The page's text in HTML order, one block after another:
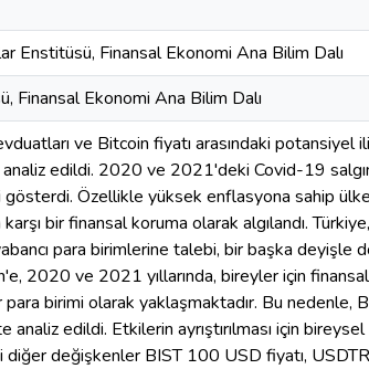
Enstitüsü, Finansal Ekonomi Ana Bilim Dalı
Finansal Ekonomi Ana Bilim Dalı
ve Bitcoin fiyatı arasındaki
edildi. 2020 ve 2021'deki Covid-19
gösterdi. Özellikle yüksek enflasyona sahip
karşı bir finansal koruma olarak algılandı.
para birimlerine talebi, bir başka
2020 ve 2021 yıllarında, bireyler için
birimi olarak yaklaşmaktadır. Bu nedenle,
edildi. Etkilerin ayrıştırılması için
diğer değişkenler BIST 100 USD fiyatı,